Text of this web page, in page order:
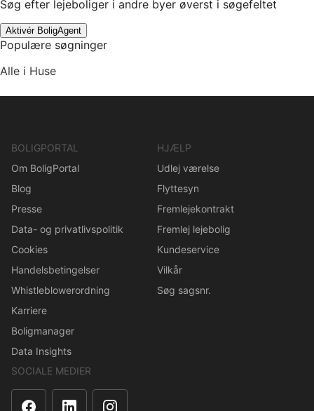
Søg efter lejeboliger i andre byer øverst i søgefeltet
Aktivér BoligAgent
Populære søgninger
Alle i Huse
BOLIGPORTAL
Om BoligPortal
Blog
Presse
Data- og privatlivspolitik
Cookies
Handelsbetingelser
Whistleblowerordning
Karriere
Boligmanager
Data Insights
HJÆLP
Udlej værelse
Flyttesyn
Fremlejekontrakt
Fremlej lejebolig
Kundeservice
Vilkår
Søg sagsnr.
SOCIALE MEDIER